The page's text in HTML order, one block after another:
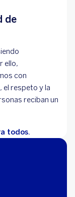
de
ello,
con
el respeto y la
reciban un
todos.